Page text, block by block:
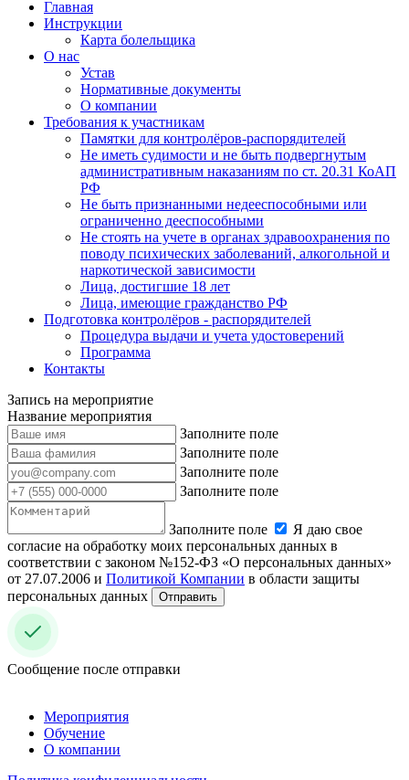
Главная
Инструкции
Карта болельщика
О нас
Устав
Нормативные документы
О компании
Требования к участникам
Памятки для контролёров-распорядителей
Не иметь судимости и не быть подвергнутым
административным наказаниям по ст. 20.31 КоАП
РФ
Не быть признанными недееспособными или
ограниченно дееспособными
Не стоять на учете в органах здравоохранения по
поводу психических заболеваний, алкогольной и
наркотической зависимости
Лица, достигшие 18 лет
Лица, имеющие гражданство РФ
Подготовка контролёров - распорядителей
Процедура выдачи и учета удостоверений
Программа
Контакты
Запись на мероприятие
Название мероприятия
Заполните поле
Заполните поле
Заполните поле
Заполните поле
Заполните поле
Я даю свое
согласие на обработку моих персональных данных в
соответствии с законом №152-ФЗ «О персональных данных»
от 27.07.2006 и Политикой Компании в области защиты
персональных данных
Отправить
Сообщение после отправки
Мероприятия
Обучение
О компании